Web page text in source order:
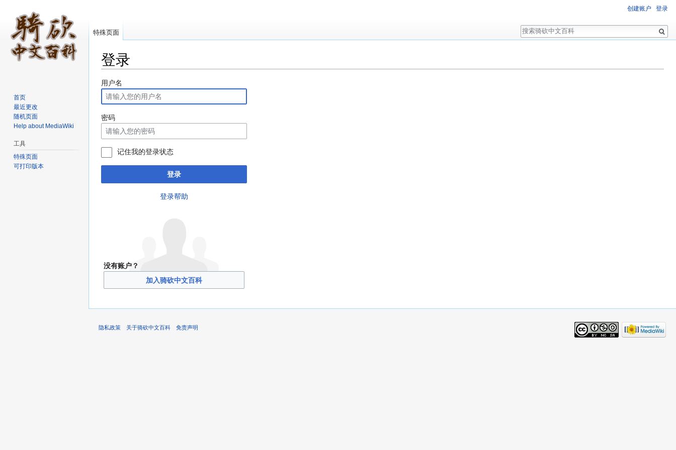
登录
用户名
密码
记住我的登录状态
登录
登录帮助
没有账户？
加入骑砍中文百科
创建账户 登录
特殊页面
搜
索
首页
最近更改
随机页面
Help about MediaWiki
工具
特殊页面
可打印版本
隐私政策 关于骑砍中文百科 免责声明